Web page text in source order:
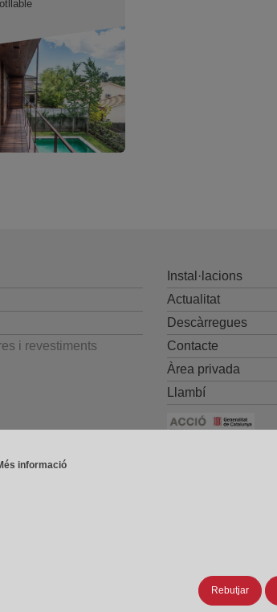
i revestiments
Instal·lacions
Actualitat
Descàrregues
Contacte
Àrea privada
Llambí
informació
Rebutjar